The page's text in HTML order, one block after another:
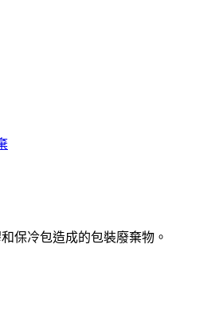
保冷包造成的包裝廢棄物。